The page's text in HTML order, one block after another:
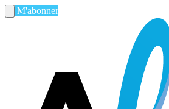
M'abonner